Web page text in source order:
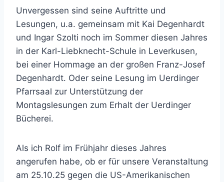
Unvergessen sind seine Auftritte und
Lesungen, u.a. gemeinsam mit Kai Degenhardt
und Ingar Szolti noch im Sommer diesen Jahres
in der Karl-Liebknecht-Schule in Leverkusen,
bei einer Hommage an der großen Franz-Josef
Degenhardt. Oder seine Lesung im Uerdinger
Pfarrsaal zur Unterstützung der
Montagslesungen zum Erhalt der Uerdinger
Bücherei.
Als ich Rolf im Frühjahr dieses Jahres
angerufen habe, ob er für unsere Veranstaltung
am 25.10.25 gegen die US-Amerikanischen